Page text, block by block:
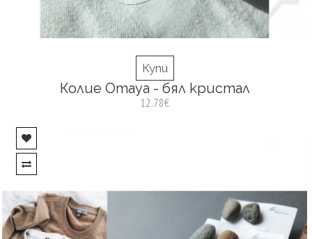
Купи
Колие Omaya - бял кристал
12.78€